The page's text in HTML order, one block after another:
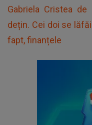
Gabriela Cristea
dețin. Cei doi se
fapt, finanțele